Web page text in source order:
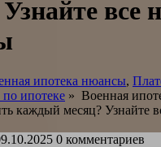
все
ипотека нюансы,
по ипотеке » Военная
каждый месяц? Узнайте
0 комментариев